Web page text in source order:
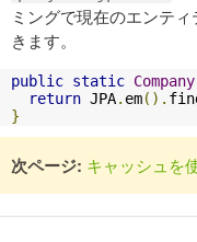
ミングで現在のエンテ
きます。
public static Company
return JPA. em().
}
次ページ: キャッシュを